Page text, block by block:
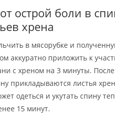
острой боли в
хрена
в мясорубке и
аккуратно приложить к
с хреном на 3 минуты.
прикладываются листья
одеться и укутать спину
15 минут.